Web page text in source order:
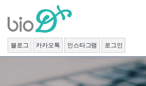
content
블로그 카카오톡 인스타그램 로그인